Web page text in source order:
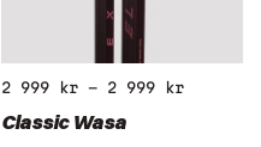
2 999 kr– 2 999 kr
Classic Wasa